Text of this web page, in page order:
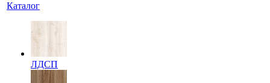
Каталог
ЛДСП